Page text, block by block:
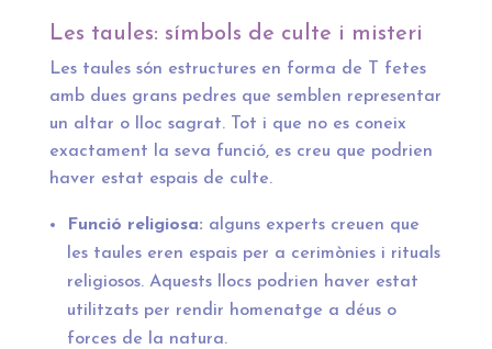
Les taules: símbols de culte i misteri
Les taules són estructures en forma de T fetes
amb dues grans pedres que semblen representar
un altar o lloc sagrat. Tot i que no es coneix
exactament la seva funció, es creu que podrien
haver estat espais de culte.
Funció religiosa: alguns experts creuen que
les taules eren espais per a cerimònies i rituals
religiosos. Aquests llocs podrien haver estat
utilitzats per rendir homenatge a déus o
forces de la natura.